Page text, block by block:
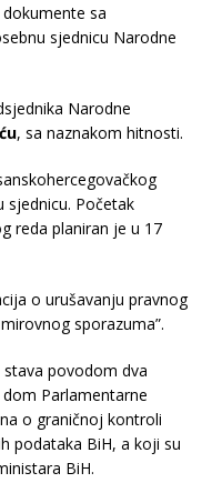
sa
sjednicu Narodne
Narodne
, sa naznakom hitnosti.
sjednicu. Početak
reda planiran je u 17
o urušavanju pravnog
sporazuma”.
povodom dva
Parlamentarne
o graničnoj kontroli
podataka BiH, a koji su
BiH.